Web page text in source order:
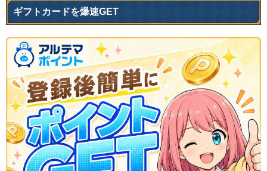
ギフトカードを爆速GET